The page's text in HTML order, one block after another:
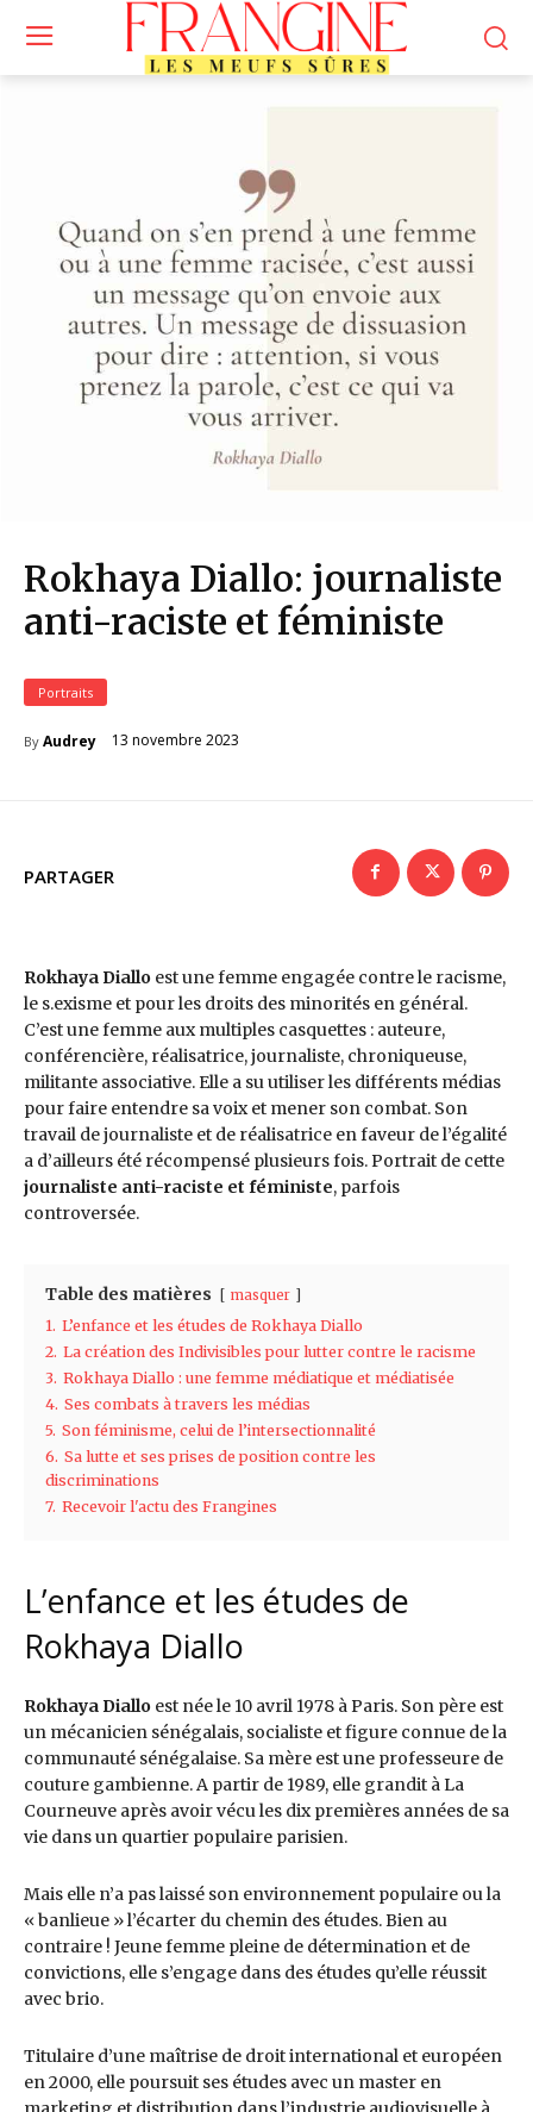
Rokhaya Diallo: journaliste
anti-raciste et féministe
Portraits
By Audrey 13 novembre 2023
PARTAGER
Rokhaya Diallo est une femme engagée contre le racisme,
le s.exisme et pour les droits des minorités en général.
C’est une femme aux multiples casquettes : auteure,
conférencière, réalisatrice, journaliste, chroniqueuse,
militante associative. Elle a su utiliser les différents médias
pour faire entendre sa voix et mener son combat. Son
travail de journaliste et de réalisatrice en faveur de l’égalité
a d’ailleurs été récompensé plusieurs fois. Portrait de cette
journaliste anti-raciste et féministe, parfois
controversée.
Table des matières masquer
1. L’enfance et les études de Rokhaya Diallo
2. La création des Indivisibles pour lutter contre le racisme
3. Rokhaya Diallo : une femme médiatique et médiatisée
4. Ses combats à travers les médias
5. Son féminisme, celui de l’intersectionnalité
6. Sa lutte et ses prises de position contre les
discriminations
7. Recevoir l'actu des Frangines
L’enfance et les études de
Rokhaya Diallo
Rokhaya Diallo est née le 10 avril 1978 à Paris. Son père est
un mécanicien sénégalais, socialiste et figure connue de la
communauté sénégalaise. Sa mère est une professeure de
couture gambienne. A partir de 1989, elle grandit à La
Courneuve après avoir vécu les dix premières années de sa
vie dans un quartier populaire parisien.
Mais elle n’a pas laissé son environnement populaire ou la
« banlieue » l’écarter du chemin des études. Bien au
contraire ! Jeune femme pleine de détermination et de
convictions, elle s’engage dans des études qu’elle réussit
avec brio.
Titulaire d’une maîtrise de droit international et européen
en 2000, elle poursuit ses études avec un master en